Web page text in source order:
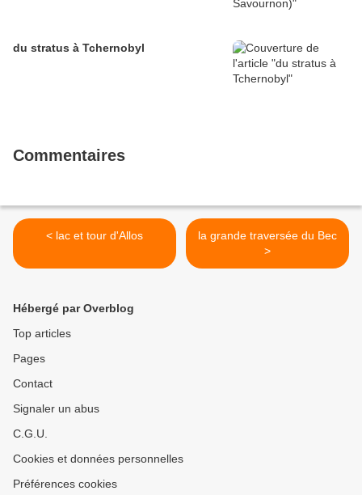
du stratus à Tchernobyl
Commentaires
< lac et tour d'Allos
la grande traversée du Bec
>
Hébergé par Overblog
Top articles
Pages
Contact
Signaler un abus
C.G.U.
Cookies et données personnelles
Préférences cookies